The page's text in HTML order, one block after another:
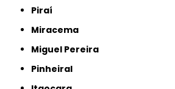
Piraí
Miracema
Miguel Pereira
Pinheiral